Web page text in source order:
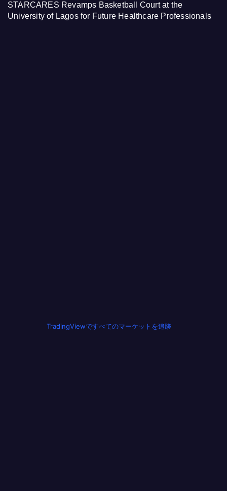
STARCARES Revamps Basketball Court at the
University of Lagos for Future Healthcare Professionals
TradingViewですべてのマーケットを追跡